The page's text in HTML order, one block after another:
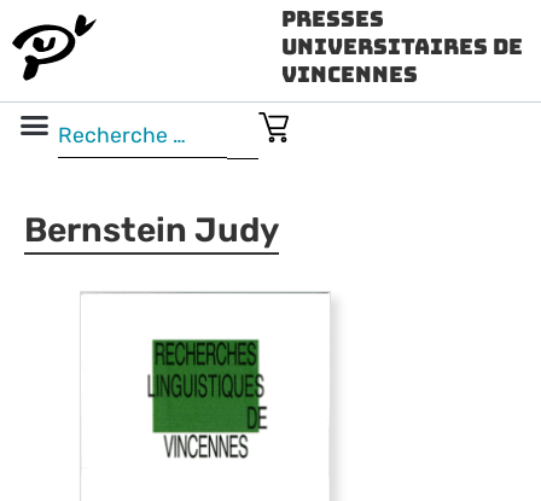
Presses
Universitaires de
Vincennes
Bernstein Judy